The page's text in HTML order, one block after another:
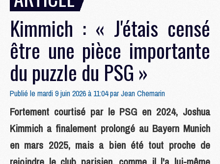
Kimmich : « J'étais censé
être une pièce importante
du puzzle du PSG »
Publié le mardi 9 juin 2026 à 11:04 parJean Chemarin
Fortement courtisé par le PSG en 2024, Joshua
Kimmich a finalement prolongé au Bayern Munich
en mars 2025, mais a bien été tout proche de